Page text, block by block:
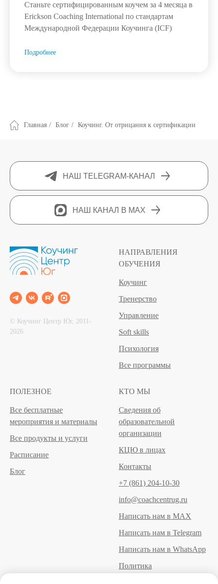
Станьте сертифицированным коучем за 4 месяца в
Erickson Coaching International по стандартам
Международной Федерации Коучинга (ICF)
Подробнее
Главная / Блог / Коучинг. От отрицания к сертификации
НАШ TELEGRAM-КАНАЛ
НАШ КАНАЛ В MAX
© Коучинг Центр Юг, 2011‐
2026
НАПРАВЛЕНИЯ
ОБУЧЕНИЯ
Коучинг
Тренерство
Управление
Soft skills
Психология
Все программы
ПОЛЕЗНОЕ
Все бесплатные
мероприятия и материалы
Все продукты и услуги
Расписание
Блог
КТО МЫ
Сведения об
образовательной
организации
КЦЮ в лицах
Контакты
+7 (861) 204-10-30
info@coachcentrug.ru
Написать нам в MAX
Написать нам в Telegram
Написать нам в WhatsApp
Политика